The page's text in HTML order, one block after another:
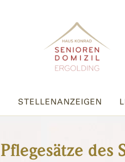
STELLENANZEIGEN
Pflegesätze des